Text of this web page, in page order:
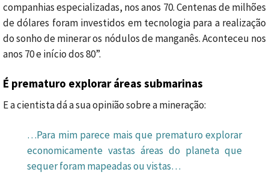
companhias especializadas, nos anos 70. Centenas de milhões
de dólares foram investidos em tecnologia para a realização
do sonho de minerar os nódulos de manganês. Aconteceu nos
anos 70 e início dos 80”.
É prematuro explorar áreas submarinas
E a cientista dá a sua opinião sobre a mineração:
…Para mim parece mais que prematuro explorar
economicamente vastas áreas do planeta que
sequer foram mapeadas ou vistas…